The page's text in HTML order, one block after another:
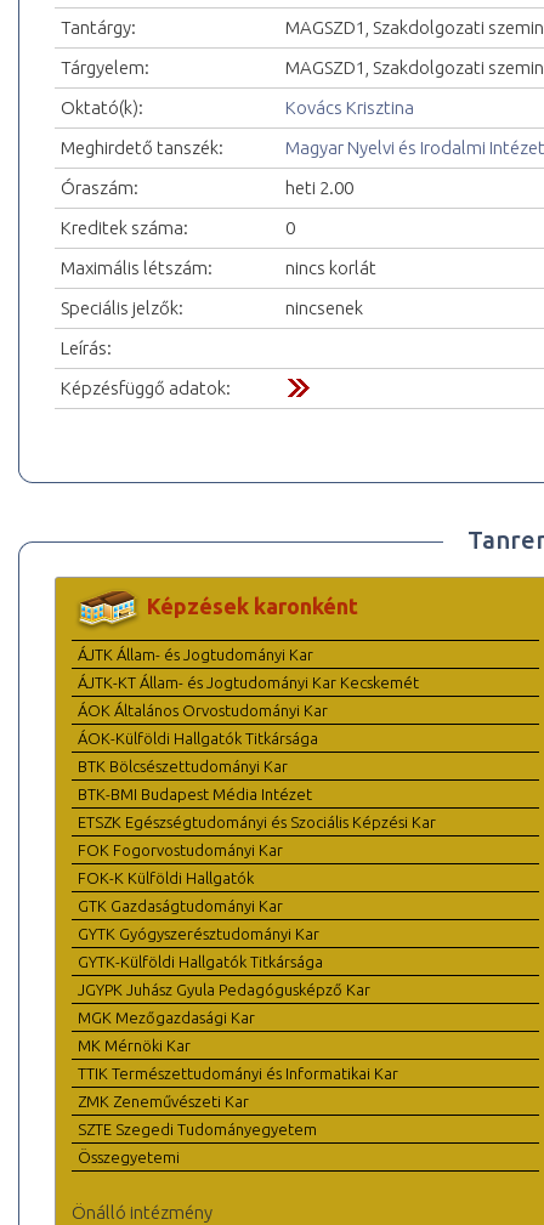
Tantárgy:
MAGSZD1, Szakdolgozati
Tárgyelem:
MAGSZD1, Szakdolgozati
Oktató(k):
Kovács Krisztina
Meghirdető tanszék:
Magyar Nyelvi és Irodalmi Intézet
Óraszám:
heti 2.00
Kreditek száma:
0
Maximális létszám:
nincs korlát
Speciális jelzők:
nincsenek
Leírás:
Képzésfüggő adatok:
Képzések karonként
ÁJTK Állam- és Jogtudományi Kar
ÁJTK-KT Állam- és Jogtudományi Kar Kecskemét
ÁOK Általános Orvostudományi Kar
ÁOK-Külföldi Hallgatók Titkársága
BTK Bölcsészettudományi Kar
BTK-BMI Budapest Média Intézet
ETSZK Egészségtudományi és Szociális Képzési Kar
FOK Fogorvostudományi Kar
FOK-K Külföldi Hallgatók
GTK Gazdaságtudományi Kar
GYTK Gyógyszerésztudományi Kar
GYTK-Külföldi Hallgatók Titkársága
JGYPK Juhász Gyula Pedagógusképző Kar
MGK Mezőgazdasági Kar
MK Mérnöki Kar
TTIK Természettudományi és Informatikai Kar
ZMK Zeneművészeti Kar
SZTE Szegedi Tudományegyetem
Összegyetemi
Önálló intézmény